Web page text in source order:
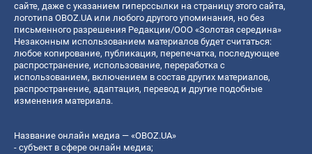
сайте, даже с указанием гиперссылки на страницу этого сайта,
логотипа OBOZ.UA или любого другого упоминания, но без
письменного разрешения Редакции/ООО «Золотая середина»
Незаконным использованием материалов будет считаться:
любое копирование, публикация, перепечатка, последующее
распространение, использование, переработка с
использованием, включением в состав других материалов,
распространение, адаптация, перевод и другие подобные
изменения материала.
Название онлайн медиа — «OBOZ.UA»
- субъект в сфере онлайн медиа;